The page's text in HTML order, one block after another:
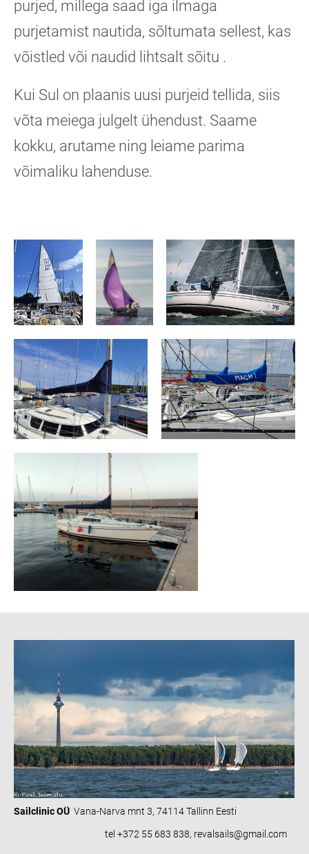
purjed, millega saad iga ilmaga
purjetamist nautida, sõltumata sellest, kas
võistled või naudid lihtsalt sõitu .
Kui Sul on plaanis uusi purjeid tellida, siis
võta meiega julgelt ühendust. Saame
kokku, arutame ning leiame parima
võimaliku lahenduse.
Sailclinic OÜ Vana-Narva mnt 3, 74114 Tallinn Eesti
tel +372 55 683 838, revalsails@gmail.com